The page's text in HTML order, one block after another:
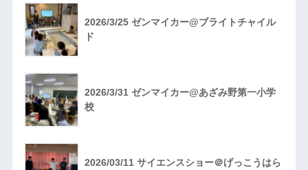
2026/3/25 ゼンマイカー@ブライトチャイル
ド
2026/3/31 ゼンマイカー@あざみ野第一小学
校
2026/03/11 サイエンスショー＠げっこうはら